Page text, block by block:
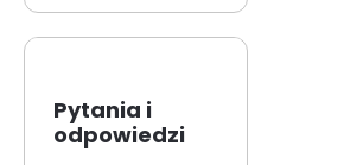
Pytania i
odpowiedzi